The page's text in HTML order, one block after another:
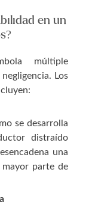
en un
múltiple
Los
se desarrolla
distraído
una
mayor parte de